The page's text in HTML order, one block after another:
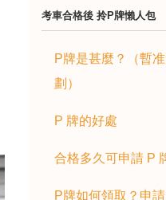
考車合格後 拎P牌懶人包
P牌是甚麼？（暫
劃）
P 牌的好處
合格多久可申請 P
P牌如何領取？申